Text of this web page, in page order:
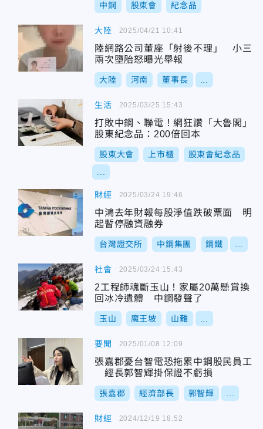
中鋼 股東會 紀念品
大陸
陸網路公司董座「射後不理」 小三
兩次墮胎怒曝光舉報
大陸 河南 董事長
2025/04/21 10:41
生活
打敗中鋼、聯電！網狂讚「大魯閣」
股東紀念品：200倍回本
股東大會 上市櫃 股東會紀念品
2025/03/25 15:43
財經
中鴻去年財報每股淨值跌破票面 明
起暫停融資融券
台灣證交所 中鋼集團 鋼鐵
2025/03/24 19:46
社會
2工程師魂斷玉山！家屬20萬懸賞換
回冰冷遺體 中鋼發聲了
玉山 魔王坡 山難
2025/03/24 15:43
要聞
張嘉郡憂台智電恐拖累中鋼股民員工
經長郭智輝掛保證不虧損
張嘉郡 經濟部長 郭智輝
2025/01/08 12:09
財經 2024/12/19 18:52